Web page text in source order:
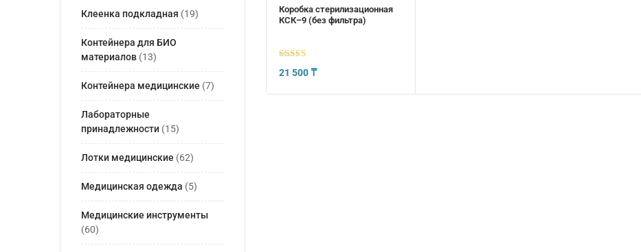
Клеенка подкладная (19)
Контейнера для БИО
материалов (13)
Контейнера медицинские (7)
Лабораторные
принадлежности (15)
Лотки медицинские (62)
Медицинская одежда (5)
Медицинские инструменты
(60)
Коробка стерилизационная
КСК–9 (без фильтра)
21 500 ₸